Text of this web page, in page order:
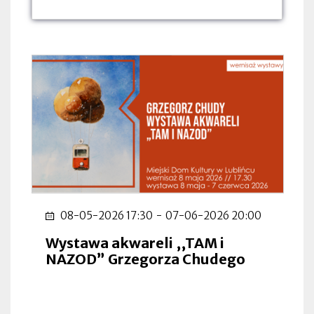
08-05-2026 17:30 - 07-06-2026 20:00
Wystawa akwareli ,,TAM i
NAZOD” Grzegorza Chudego